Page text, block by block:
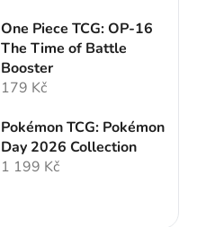
One Piece TCG: OP-16
The Time of Battle
Booster
179 Kč
Pokémon TCG: Pokémon
Day 2026 Collection
1 199 Kč